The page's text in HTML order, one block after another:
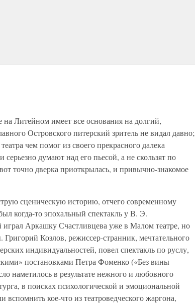
на Литейном имеет все основания на долгий,
Островского питерский зритель не видал давно;
чем помог из своего прекрасного далека
серьезно думают над его пьесой, а не скользят по
точно дверка приоткрылась, и привычно-знакомое
сценическую историю, отчего современному
когда-то эпохальный спектакль у В. Э.
Аркашку Счастливцева уже в Малом театре, но
Козлов, режиссер-странник, мечтательного
индивидуальностей, повел спектакль по руслу,
постановками Петра Фоменко («Без вины
наметилось в результате нежного и любовного
в поисках психологической и эмоциональной
вспомнить кое-что из театроведческого жаргона,